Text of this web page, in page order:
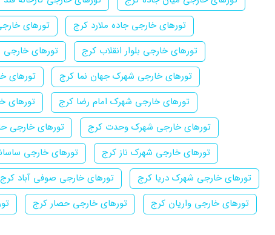
تورهای خارجی جاده ملارد کرج
تورهای
تورهای خارجی بلوار انقلاب کرج
تورهای
تورهای خارجی شهرک جهان نما کرج
تورهای
تورهای خارجی شهرک امام رضا کرج
تورهای
تورهای خارجی شهرک وحدت کرج
تورهای خارجی
تورهای خارجی شهرک ناز کرج
تورهای خارجی
تورهای خارجی شهرک دریا کرج
تورهای خارجی صوفی آباد کرج
تورهای خارجی واریان کرج
تورهای خارجی حصار کرج